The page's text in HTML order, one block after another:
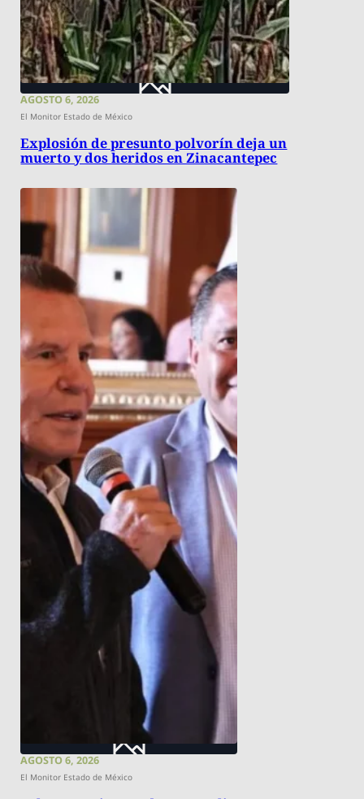
AGOSTO 6, 2026
El Monitor Estado de México
Explosión de presunto polvorín deja un
muerto y dos heridos en Zinacantepec
AGOSTO 6, 2026
El Monitor Estado de México